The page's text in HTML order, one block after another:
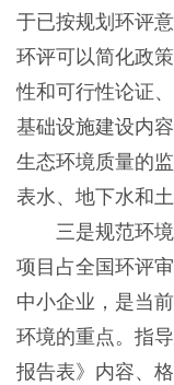
于已按规划环评
环评可以简化政
性和可行性论证
基础设施建设内
生态环境质量的
表水、地下水和
三是规范环境
项目占全国环评
中小企业，是当
环境的重点。指
报告表》内容、